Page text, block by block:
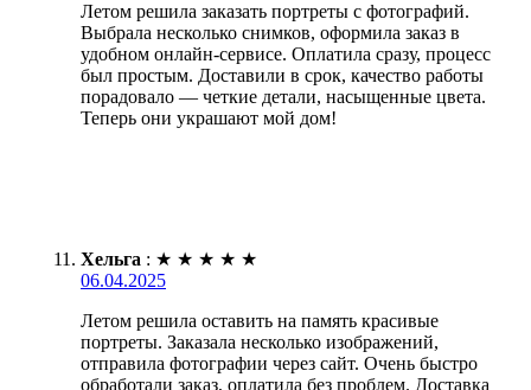
Летом решила заказать портреты с фотографий.
Выбрала несколько снимков, оформила заказ в
удобном онлайн-сервисе. Оплатила сразу, процесс
был простым. Доставили в срок, качество работы
порадовало — четкие детали, насыщенные цвета.
Теперь они украшают мой дом!
Хельга : ★ ★ ★ ★ ★
06.04.2025
Летом решила оставить на память красивые
портреты. Заказала несколько изображений,
отправила фотографии через сайт. Очень быстро
обработали заказ, оплатила без проблем. Доставка